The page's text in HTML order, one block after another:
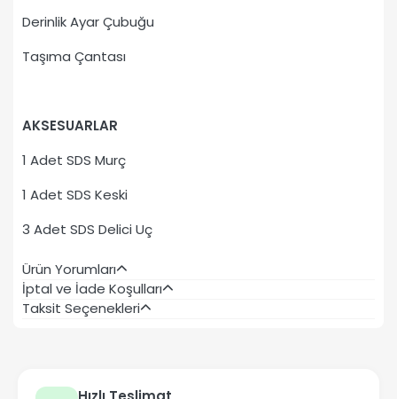
Derinlik Ayar Çubuğu
Taşıma Çantası
AKSESUARLAR
1 Adet SDS Murç
1 Adet SDS Keski
3 Adet SDS Delici Uç
Ürün Yorumları
İptal ve İade Koşulları
Taksit Seçenekleri